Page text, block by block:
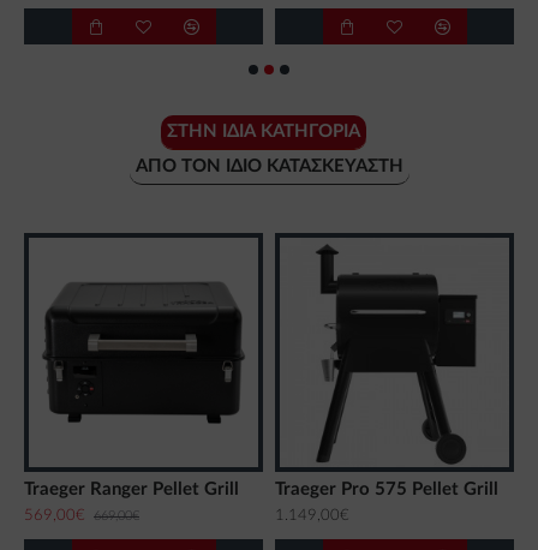
ΣΤΗΝ ΊΔΙΑ ΚΑΤΗΓΟΡΊΑ
ΑΠΌ ΤΟΝ ΊΔΙΟ ΚΑΤΑΣΚΕΥΑΣΤΉ
Traeger Ranger Pellet Grill
569,00€ 669,00€
Traeger Pro 575 Pellet Grill
1.149,00€